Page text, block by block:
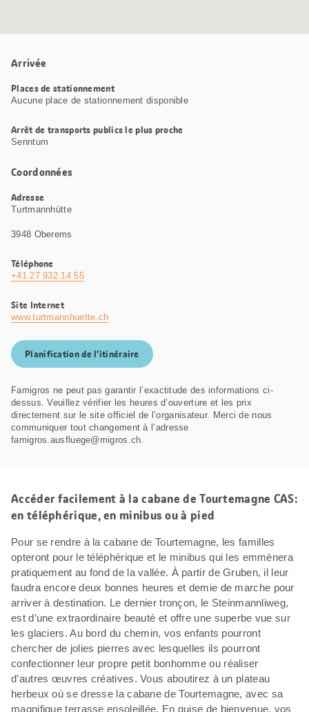
Arrivée
Places de stationnement
Aucune place de stationnement disponible
Arrêt de transports publics le plus proche
Senntum
Coordonnées
Adresse
Turtmannhütte
3948 Oberems
Téléphone
+41 27 932 14 55
Site Internet
www.turtmannhuette.ch
Planification de l’itinéraire
Famigros ne peut pas garantir l’exactitude des informations ci-
dessus. Veuillez vérifier les heures d’ouverture et les prix
directement sur le site officiel de l’organisateur. Merci de nous
communiquer tout changement à l’adresse
famigros.ausfluege@migros.ch.
Accéder facilement à la cabane de Tourtemagne CAS:
en téléphérique, en minibus ou à pied
Pour se rendre à la cabane de Tourtemagne, les familles
opteront pour le téléphérique et le minibus qui les emmènera
pratiquement au fond de la vallée. À partir de Gruben, il leur
faudra encore deux bonnes heures et demie de marche pour
arriver à destination. Le dernier tronçon, le Steinmannliweg,
est d’une extraordinaire beauté et offre une superbe vue sur
les glaciers. Au bord du chemin, vos enfants pourront
chercher de jolies pierres avec lesquelles ils pourront
confectionner leur propre petit bonhomme ou réaliser
d’autres œuvres créatives. Vous aboutirez à un plateau
herbeux où se dresse la cabane de Tourtemagne, avec sa
magnifique terrasse ensoleillée. En guise de bienvenue, vos